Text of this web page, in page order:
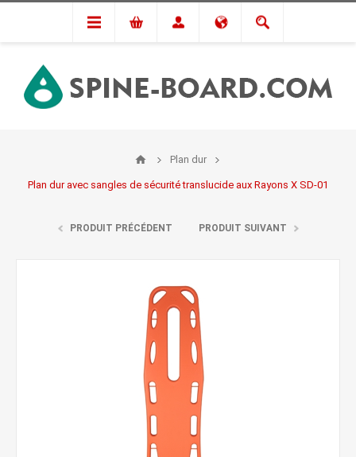
Plan dur
Plan dur avec sangles de sécurité translucide aux Rayons X SD-01
PRODUIT PRÉCÉDENT PRODUIT SUIVANT